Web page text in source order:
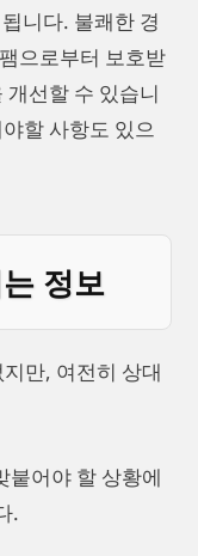
니다. 불쾌한 경
으로부터 보호받
선할 수 있습니
할 사항도 있으
정보
만, 여전히 상대
붙어야 할 상황에
.